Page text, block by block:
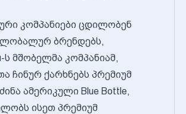
კომპანიები ცდილობენ
ბრენდებს,
მშობელმა კომპანიამ,
ჩინურ ქარხნებს პრემიუმ
ამერიკული Blue Bottle,
ისეთ პრემიუმ